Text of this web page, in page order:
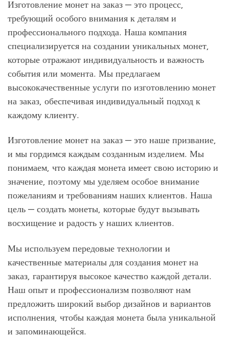
Изготовление монет на заказ — это процесс,
требующий особого внимания к деталям и
профессионального подхода. Наша компания
специализируется на создании уникальных монет,
которые отражают индивидуальность и важность
события или момента. Мы предлагаем
высококачественные услуги по изготовлению монет
на заказ, обеспечивая индивидуальный подход к
каждому клиенту.
Изготовление монет на заказ — это наше призвание,
и мы гордимся каждым созданным изделием. Мы
понимаем, что каждая монета имеет свою историю и
значение, поэтому мы уделяем особое внимание
пожеланиям и требованиям наших клиентов. Наша
цель — создать монеты, которые будут вызывать
восхищение и радость у наших клиентов.
Мы используем передовые технологии и
качественные материалы для создания монет на
заказ, гарантируя высокое качество каждой детали.
Наш опыт и профессионализм позволяют нам
предложить широкий выбор дизайнов и вариантов
исполнения, чтобы каждая монета была уникальной
и запоминающейся.